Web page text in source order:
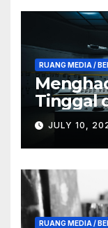
RUANG MEDIA /
Tinggal
JULY 10,
RUANG MEDIA /